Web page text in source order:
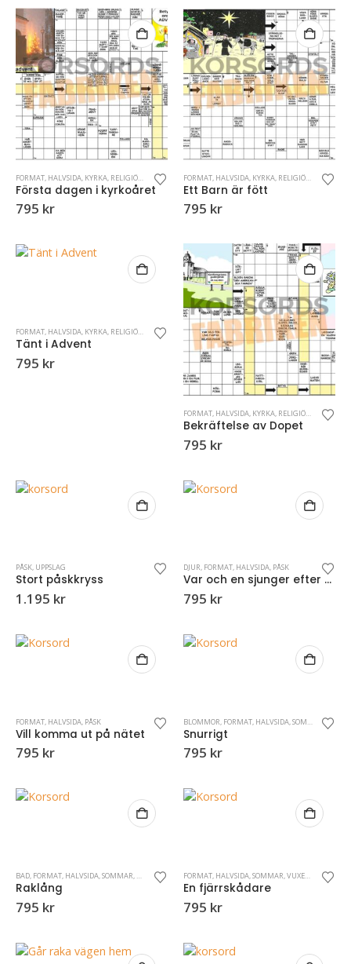
FORMAT, HALVSIDA, KYRKA, RELIGIÖSA KORSORD
Första dagen i kyrkoåret
795 kr
FORMAT, HALVSIDA, KYRKA, RELIGIÖSA KORSORD
Ett Barn är fött
795 kr
FORMAT, HALVSIDA, KYRKA, RELIGIÖSA KORSORD
Tänt i Advent
795 kr
FORMAT, HALVSIDA, KYRKA, RELIGIÖSA KORSORD
Bekräftelse av Dopet
795 kr
PÅSK, UPPSLAG
Stort påskkryss
1.195 kr
DJUR, FORMAT, HALVSIDA, PÅSK
Var och en sjunger efter sin näbb
795 kr
FORMAT, HALVSIDA, PÅSK
Vill komma ut på nätet
795 kr
BLOMMOR, FORMAT, HALVSIDA,SOMMAR ,
Snurrigt
795 kr
BAD, FORMAT, HALVSIDA,SOMMAR, VUXENKRYSS
Raklång
795 kr
FORMAT, HALVSIDA,SOMMAR,VUXENKRYSS
En fjärrskådare
795 kr